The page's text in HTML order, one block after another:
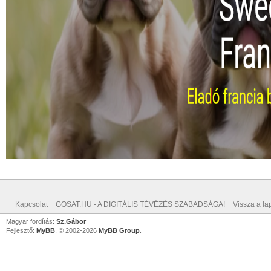
Kapcsolat GOSAT.HU - A DIGITÁLIS TÉVÉZÉS SZABADSÁGA! Vissza a
Magyar fordítás: Sz.Gábor
Fejlesztő: MyBB , © 2002-2026 MyBB Group